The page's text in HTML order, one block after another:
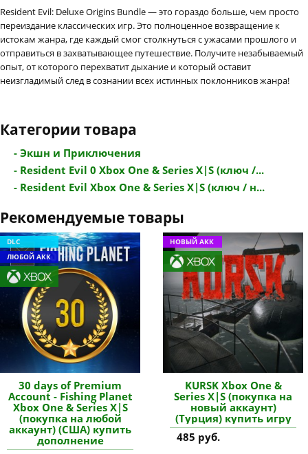
Resident Evil: Deluxe Origins Bundle — это гораздо больше, чем просто
переиздание классических игр. Это полноценное возвращение к
истокам жанра, где каждый смог столкнуться с ужасами прошлого и
отправиться в захватывающее путешествие. Получите незабываемый
опыт, от которого перехватит дыхание и который оставит
неизгладимый след в сознании всех истинных поклонников жанра!
Категории товара
- Экшн и Приключения
- Resident Evil 0 Xbox One & Series X|S (ключ /...
- Resident Evil Xbox One & Series X|S (ключ / н...
Рекомендуемые товары
DLC
ЛЮБОЙ АКК
30 days of Premium
Account - Fishing Planet
Xbox One & Series X|S
(покупка на любой
аккаунт) (США) купить
дополнение
НОВЫЙ АКК
KURSK Xbox One &
Series X|S (покупка на
новый аккаунт)
(Турция) купить игру
485 руб.